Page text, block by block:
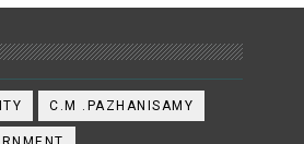
C.M .PAZHANISAMY